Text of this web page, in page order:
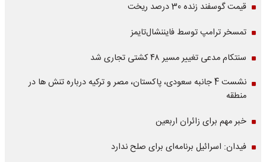
قیمت گوسفند زنده 30 درصد ریخت
تمسخر ترامپ توسط فایننشال‌تایمز
سنتکام مدعی تغییر مسیر ۴۸ کشتی تجاری شد
نشست 4 جانبه سعودی، پاکستان، مصر و ترکیه درباره تنش ها در
منطقه
خبر مهم برای زائران اربعین
فیدان: اسرائیل برنامه‌ای برای صلح ندارد